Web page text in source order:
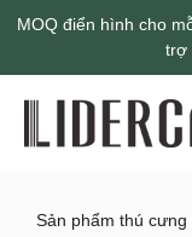
MOQ điển hình cho
trợ
Sản phẩm thú